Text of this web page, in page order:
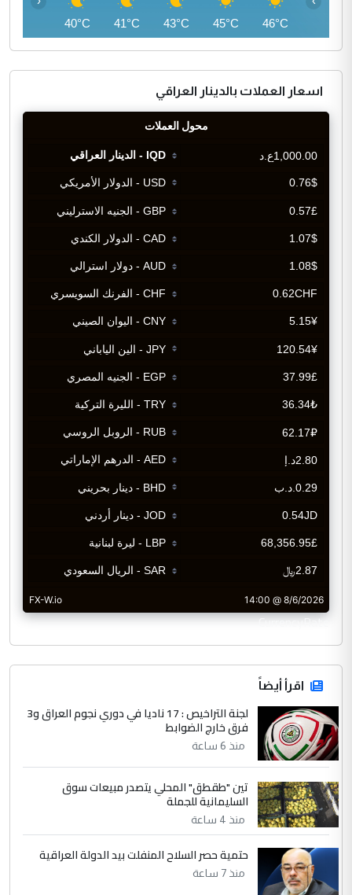
46°C
45°C
43°C
41°C
40°C
اسعار العملات بالدينار العراقي
CurrencyRate
اقرأ أيضاً
لجنة التراخيص : 17 ناديا في دوري نجوم العراق و3
فرق خارج الضوابط
منذ 6 ساعة
تين "طقطق" المحلي يتصدر مبيعات سوق
السليمانية للجملة
منذ 4 ساعة
حتمية حصر السلاح المنفلت بيد الدولة العراقية
منذ 7 ساعة